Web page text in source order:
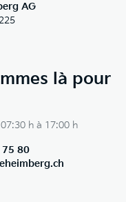
AG
là pour
h à 17:00 h
80